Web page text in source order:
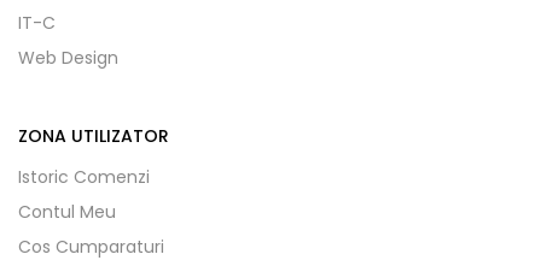
IT-C
Web Design
ZONA UTILIZATOR
Istoric Comenzi
Contul Meu
Cos Cumparaturi